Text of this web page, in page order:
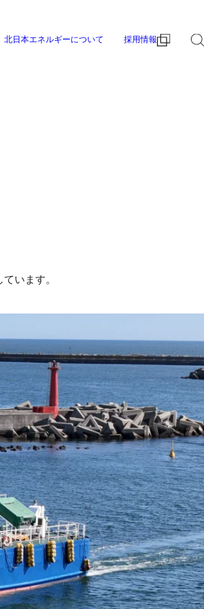
北日本エネルギーについて 採用情報
メニュー
います。